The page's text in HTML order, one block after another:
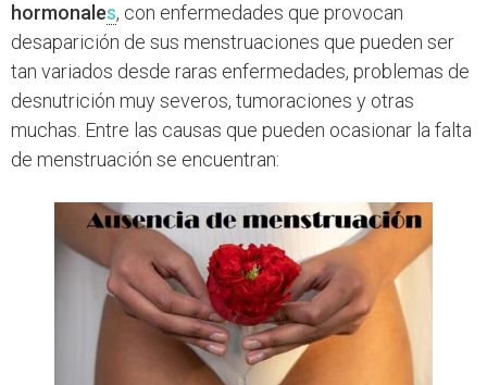
hormonales, con enfermedades que provocan
desaparición de sus menstruaciones que pueden ser
tan variados desde raras enfermedades, problemas de
desnutrición muy severos, tumoraciones y otras
muchas. Entre las causas que pueden ocasionar la falta
de menstruación se encuentran: